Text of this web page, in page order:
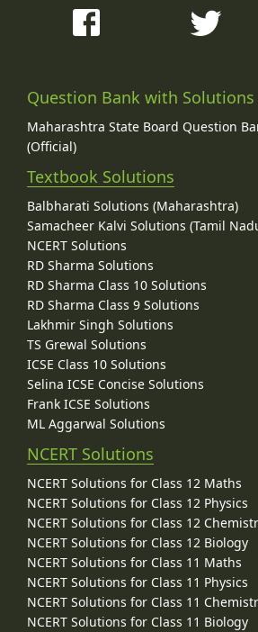
Question Bank with Solutions
Maharashtra State Board Question
(Official)
Textbook Solutions
Balbharati Solutions (Maharashtra)
Samacheer Kalvi Solutions (Tamil
NCERT Solutions
RD Sharma Solutions
RD Sharma Class 10 Solutions
RD Sharma Class 9 Solutions
Lakhmir Singh Solutions
TS Grewal Solutions
ICSE Class 10 Solutions
Selina ICSE Concise Solutions
Frank ICSE Solutions
ML Aggarwal Solutions
NCERT Solutions
NCERT Solutions for Class 12 Maths
NCERT Solutions for Class 12 Physics
NCERT Solutions for Class 12
NCERT Solutions for Class 12 Biology
NCERT Solutions for Class 11 Maths
NCERT Solutions for Class 11 Physics
NCERT Solutions for Class 11
NCERT Solutions for Class 11 Biology